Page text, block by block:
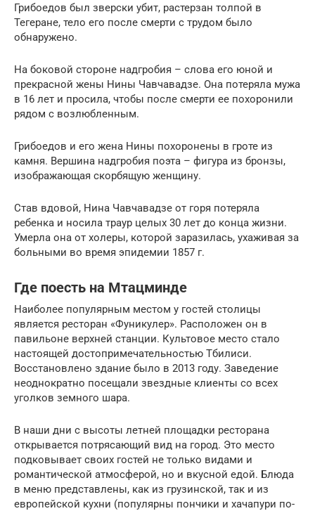
Грибоедов был зверски убит, растерзан толпой в
Тегеране, тело его после смерти с трудом было
обнаружено.
На боковой стороне надгробия – слова его юной и
прекрасной жены Нины Чавчавадзе. Она потеряла мужа
в 16 лет и просила, чтобы после смерти ее похоронили
рядом с возлюбленным.
Грибоедов и его жена Нины похоронены в гроте из
камня. Вершина надгробия поэта – фигура из бронзы,
изображающая скорбящую женщину.
Став вдовой, Нина Чавчавадзе от горя потеряла
ребенка и носила траур целых 30 лет до конца жизни.
Умерла она от холеры, которой заразилась, ухаживая за
больными во время эпидемии 1857 г.
Где поесть на Мтацминде
Наиболее популярным местом у гостей столицы
является ресторан «Фуникулер». Расположен он в
павильоне верхней станции. Культовое место стало
настоящей достопримечательностью Тбилиси.
Восстановлено здание было в 2013 году. Заведение
неоднократно посещали звездные клиенты со всех
уголков земного шара.
В наши дни с высоты летней площадки ресторана
открывается потрясающий вид на город. Это место
подковывает своих гостей не только видами и
романтической атмосферой, но и вкусной едой. Блюда
в меню представлены, как из грузинской, так и из
европейской кухни (популярны пончики и хачапури по-